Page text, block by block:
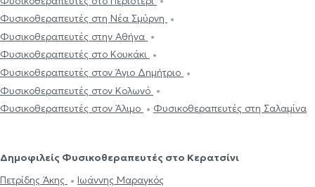
Φυσικοθεραπευτές στη Νέα Σμύρνη
Φυσικοθεραπευτές στην Αθήνα
Φυσικοθεραπευτές στο Κουκάκι
Φυσικοθεραπευτές στον Άγιο Δημήτριο
Φυσικοθεραπευτές στον Κολωνό
Φυσικοθεραπευτές στον Άλιμο
Φυσικοθεραπευτές στη Σαλαμίνα
Δημοφιλείς Φυσικοθεραπευτές στο Κερατσίνι
Πετρίδης Άκης
Ιωάννης Μαραγκός